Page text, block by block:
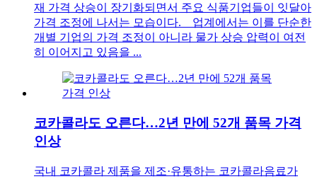
재 가격 상승이 장기화되면서 주요 식품기업들이 잇달아
가격 조정에 나서는 모습이다. 업계에서는 이를 단순한
개별 기업의 가격 조정이 아니라 물가 상승 압력이 여전
히 이어지고 있음을 ...
코카콜라도 오른다…2년 만에 52개 품목 가격
인상
국내 코카콜라 제품을 제조·유통하는 코카콜라음료가